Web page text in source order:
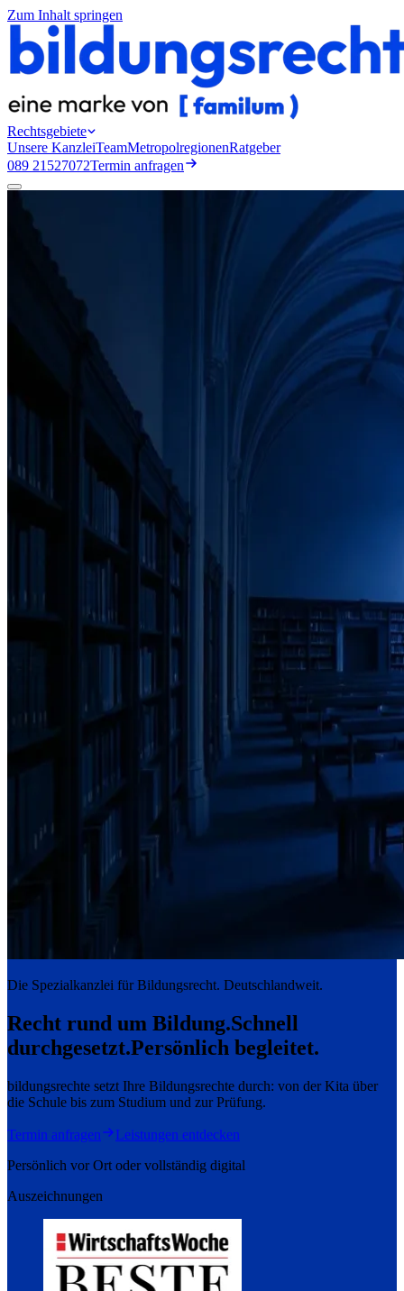
Zum Inhalt springen
Rechtsgebiete
Unsere KanzleiTeamMetropolregionenRatgeber
089 21527072Termin anfragen
Die Spezialkanzlei für Bildungsrecht. Deutschlandweit.
Recht rund um Bildung.Schnell
durchgesetzt.Persönlich begleitet.
bildungsrechte setzt Ihre Bildungsrechte durch: von der Kita über
die Schule bis zum Studium und zur Prüfung.
Termin anfragen
Leistungen entdecken
Persönlich vor Ort oder vollständig digital
Auszeichnungen